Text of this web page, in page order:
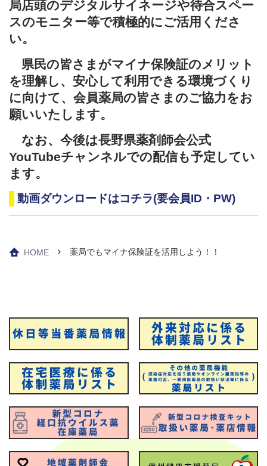
局店頭のデジタルサイネージや待合スペー
スのモニター等で積極的にご活用くださ
い。
県民の皆さまがマイナ保険証のメリット
を理解し、安心して利用できる環境づくり
に向けて、会員薬局の皆さまのご協力をお
願いいたします。
なお、今後は長野県薬剤師会公式
YouTubeチャンネルでの配信も予定してい
ます。
動画ダウンロードはコチラ(要会員ID・PW)
HOME 薬局でもマイナ保険証を活用しよう！！